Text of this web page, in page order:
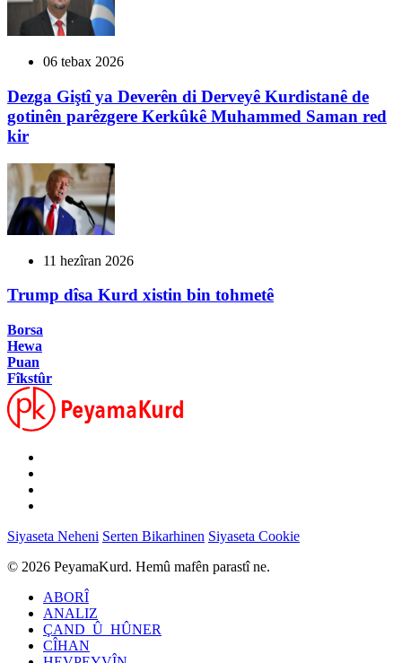
06 tebax 2026
Dezga Giştî ya Deverên di Derveyê Kurdistanê de
gotinên parêzgere Kerkûkê Muhammed Saman red
kir
11 hezîran 2026
Trump dîsa Kurd xistin bin tohmetê
Borsa
Hewa
Puan
Fîkstûr
Siyaseta Neheni Serten Bikarhinen Siyaseta Cookie
© 2026 PeyamaKurd. Hemû mafên parastî ne.
ABORÎ
ANALIZ
ÇAND_Û_HÛNER
CÎHAN